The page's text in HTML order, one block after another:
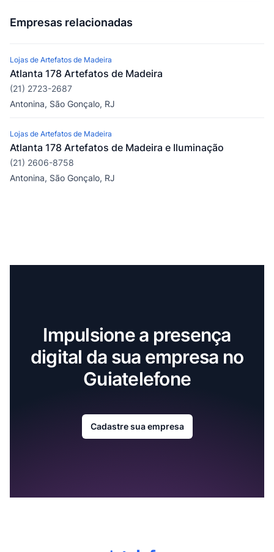
Empresas relacionadas
Lojas de Artefatos de Madeira
Atlanta 178 Artefatos de Madeira
(21) 2723-2687
Antonina, São Gonçalo, RJ
Lojas de Artefatos de Madeira
Atlanta 178 Artefatos de Madeira e Iluminação
(21) 2606-8758
Antonina, São Gonçalo, RJ
Impulsione a presença
digital da sua empresa no
Guiatelefone
Cadastre sua empresa